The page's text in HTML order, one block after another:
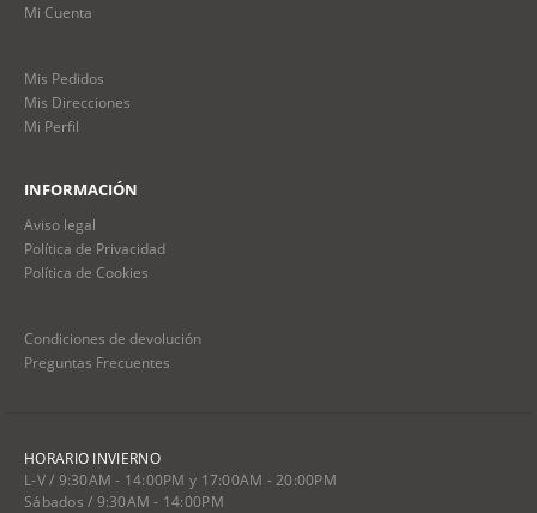
Mi Cuenta
Mis Pedidos
Mis Direcciones
Mi Perfil
INFORMACIÓN
Aviso legal
Política de Privacidad
Política de Cookies
Condiciones de devolución
Preguntas Frecuentes
HORARIO INVIERNO
L-V / 9:30AM - 14:00PM y 17:00AM - 20:00PM
Sábados / 9:30AM - 14:00PM